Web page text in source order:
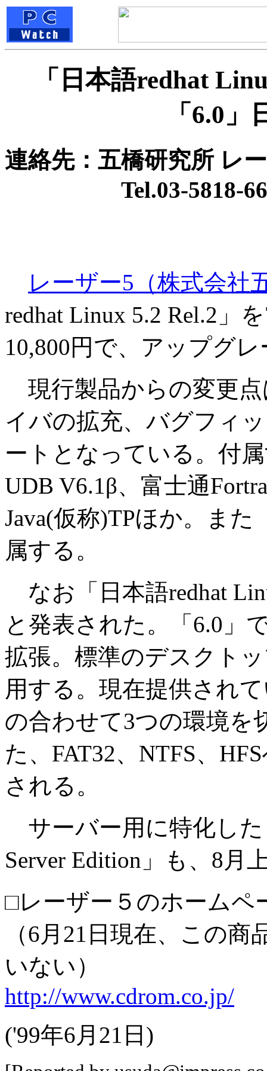
「日本語redhat
「6.0
連絡先：五橋研究所 レ
Tel.03-5818-
レーザー5（株式会社
redhat Linux 5.2 Rel.2」
10,800円で、アップグ
現行製品からの変更
イバの拡充、バグフィ
ートとなっている。付
UDB V6.1β、富士通
Java(仮称)TPほか。また
属する。
なお「日本語redhat
と発表された。「6.0」
拡張。標準のデスクト
用する。現在提供され
の合わせて3つの環境を
た、FAT32、NTFS、
される。
サーバー用に特化した
Server Edition」も、8月
□レーザー５のホームペ
（6月21日現在、この
いない）
http://www.cdrom.co.jp/
('99年6月21日)